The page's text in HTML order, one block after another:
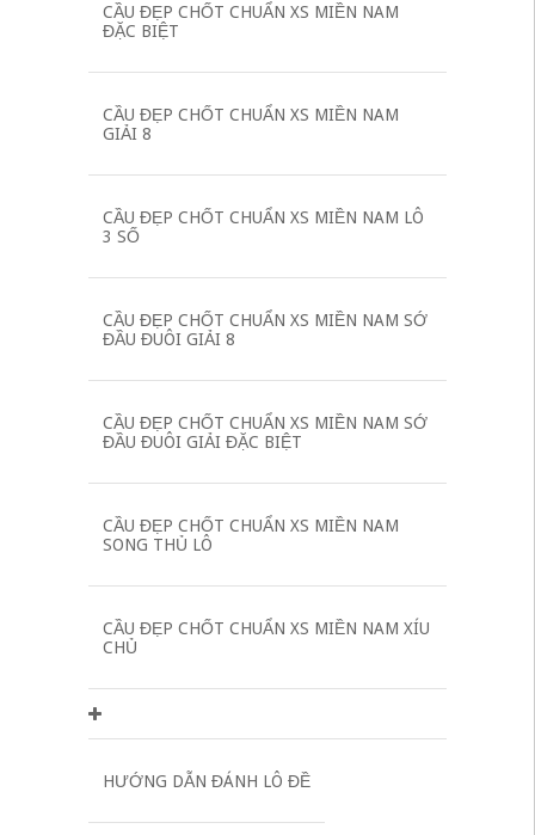
CẦU ĐẸP CHỐT CHUẨN XS MIỀN NAM
ĐẶC BIỆT
CẦU ĐẸP CHỐT CHUẨN XS MIỀN NAM
GIẢI 8
CẦU ĐẸP CHỐT CHUẨN XS MIỀN NAM LÔ
3 SỐ
CẦU ĐẸP CHỐT CHUẨN XS MIỀN NAM SỚ
ĐẦU ĐUÔI GIẢI 8
CẦU ĐẸP CHỐT CHUẨN XS MIỀN NAM SỚ
ĐẦU ĐUÔI GIẢI ĐẶC BIỆT
CẦU ĐẸP CHỐT CHUẨN XS MIỀN NAM
SONG THỦ LÔ
CẦU ĐẸP CHỐT CHUẨN XS MIỀN NAM XÍU
CHỦ
HƯỚNG DẪN ĐÁNH LÔ ĐỀ